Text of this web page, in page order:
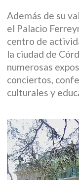
Además de su
el Palacio
centro de
la ciudad de
numerosas
conciertos,
culturales y